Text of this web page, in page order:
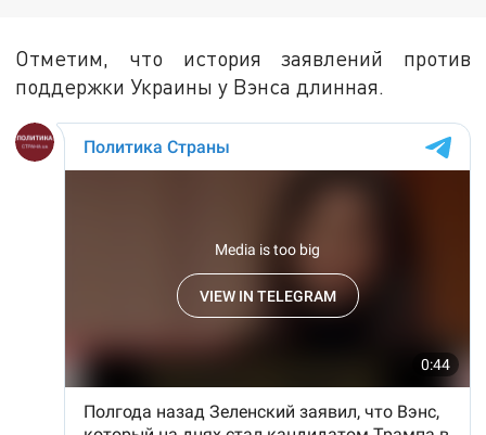
Отметим, что история заявлений против
поддержки Украины у Вэнса длинная.